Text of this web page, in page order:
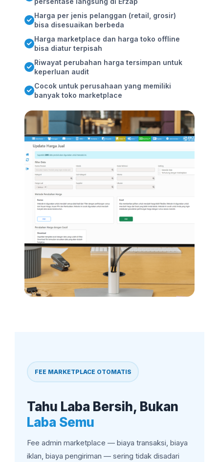
Harga per jenis pelanggan (retail, grosir)
bisa disesuaikan berbeda
Harga marketplace dan harga toko offline
bisa diatur terpisah
Riwayat perubahan harga tersimpan untuk
keperluan audit
Cocok untuk perusahaan yang memiliki
banyak toko marketplace
FEE MARKETPLACE OTOMATIS
Tahu Laba Bersih, Bukan
Laba Semu
Fee admin marketplace — biaya transaksi, biaya
iklan, biaya pengiriman — sering tidak disadari